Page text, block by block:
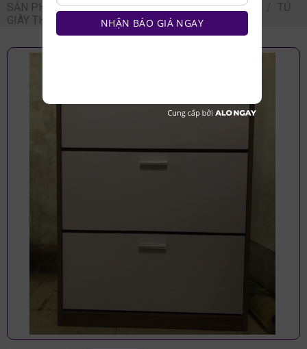
SẢN PHẨM / NỘI THẤT PHÒNG KHÁCH / TỦ GIÀY
TỦ
GIÀY THÔNG MINH
NHẬN BÁO GIÁ NGAY